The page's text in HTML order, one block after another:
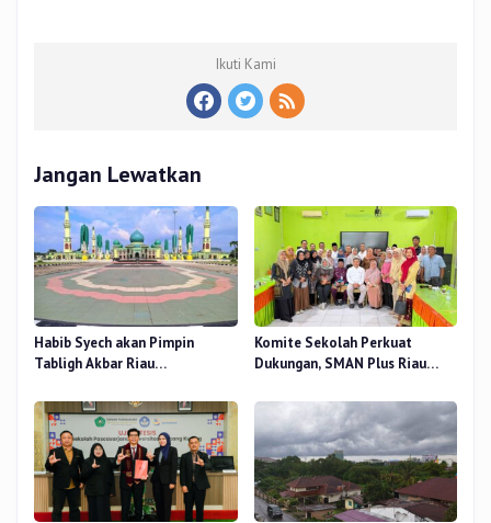
Ikuti Kami
Jangan Lewatkan
Habib Syech akan Pimpin
Tabligh Akbar Riau
Nur, Besok
Komite Sekolah Perkuat
Dukungan, SMAN Plus Riau
Pendidikan